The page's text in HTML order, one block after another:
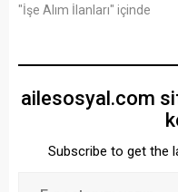
"İşe Alım İlanları" içinde
ailesosyal.com
Subscribe to get the